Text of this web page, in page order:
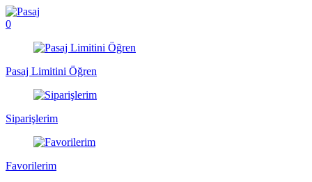
0
Pasaj Limitini Öğren
Siparişlerim
Favorilerim